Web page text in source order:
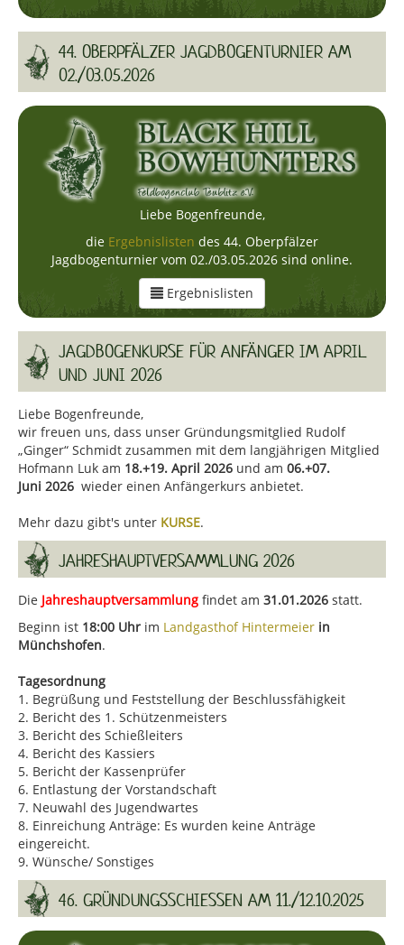
44. OBERPFÄLZER JAGDBOGENTURNIER AM
02./03.05.2026
Liebe Bogenfreunde,
die Ergebnislisten des 44. Oberpfälzer
Jagdbogenturnier vom 02./03.05.2026 sind online.
Ergebnislisten
JAGDBOGENKURSE FÜR ANFÄNGER IM APRIL
UND JUNI 2026
Liebe Bogenfreunde,
wir freuen uns, dass unser Gründungsmitglied Rudolf
„Ginger“ Schmidt zusammen mit dem langjährigen Mitglied
Hofmann Luk am 18.+19. April 2026 und am 06.+07.
Juni 2026 wieder einen Anfängerkurs anbietet.
Mehr dazu gibt's unter KURSE.
JAHRESHAUPTVERSAMMLUNG 2026
Die Jahreshauptversammlung findet am 31.01.2026 statt.
Beginn ist 18:00 Uhr im Landgasthof Hintermeier in
Münchshofen.
Tagesordnung
1. Begrüßung und Feststellung der Beschlussfähigkeit
2. Bericht des 1. Schützenmeisters
3. Bericht des Schießleiters
4. Bericht des Kassiers
5. Bericht der Kassenprüfer
6. Entlastung der Vorstandschaft
7. Neuwahl des Jugendwartes
8. Einreichung Anträge: Es wurden keine Anträge
eingereicht.
9. Wünsche/ Sonstiges
46. GRÜNDUNGSSCHIESSEN AM 11./12.10.2025